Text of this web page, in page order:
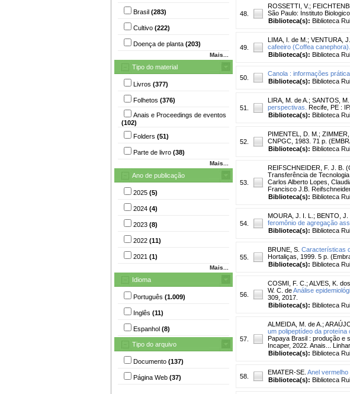
Brasil (283)
Cultivo (222)
Doença de planta (203)
Mais...
Tipo do material
Livros (377)
Folhetos (376)
Anais e Proceedings de eventos
(102)
Folders (51)
Parte de livro (38)
Mais...
Ano de publicação
2025 (5)
2024 (4)
2023 (8)
2022 (11)
2021 (1)
Mais...
Idioma
Português (1.009)
Inglês (11)
Espanhol (8)
Tipo do arquivo
Documento (137)
Página Web (37)
48.
ROSSETTI, V.;
São Paulo: Instituto
Biblioteca(s): Biblioteca
49.
LIMA, I. de M. ; VENTURA, J.
cafeeiro (Coffea canephora).
Biblioteca(s): Biblioteca
50.
Canola : informações
Biblioteca(s): Biblioteca
51.
LIRA, M. de A. ; SANTOS,
perspectivas. Recife, PE :
Biblioteca(s): Biblioteca
52.
PIMENTEL, D. M. ; ZIMMER,
CNPGC, 1983. 71 p.
Biblioteca(s): Biblioteca
53.
REIFSCHNEIDER, F. J. B.
Transferência de
Carlos Alberto Lopes,
Francisco J.B.
Biblioteca(s): Biblioteca
54.
MOURA, J. I. L. ; BENTO, J.
feromônio de agregação
Biblioteca(s): Biblioteca
55.
BRUNE, S. Características
Hortaliças, 1999. 5 p.
Biblioteca(s): Biblioteca
56.
COSMI, F. C. ; ALVES, K.
W. C. deAnálise
309, 2017.
Biblioteca(s): Biblioteca
57.
ALMEIDA, M. de A. ;
um polipeptídeo da proteína
Papaya Brasil : produção e
Incaper, 2022. Anais...
Biblioteca(s): Biblioteca
58.
EMATER-SE. Anel vermelho
Biblioteca(s): Biblioteca